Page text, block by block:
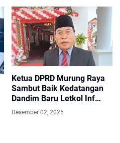
Ketua DPRD Murung Raya
Sambut Baik Kedatangan
Dandim Baru Letkol Inf
Nurwahid, Acara Diisi Tari
Adat Khas
Desember 02, 2025